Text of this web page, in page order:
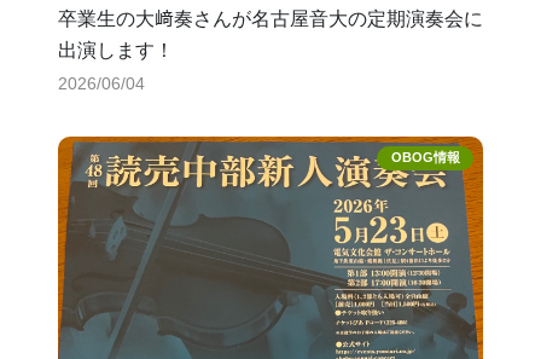
卒業生の大﨑奏さんが名古屋音大の定期演奏会に
出演します！
2026/06/04